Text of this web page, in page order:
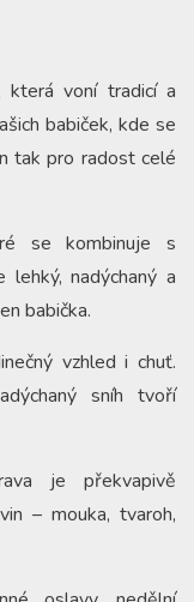
která voní tradicí a
babiček, kde se
tak pro radost celé
se kombinuje s
nadýchaný a
babička.
vzhled i chuť.
sníh tvoří
je překvapivě
– mouka, tvaroh,